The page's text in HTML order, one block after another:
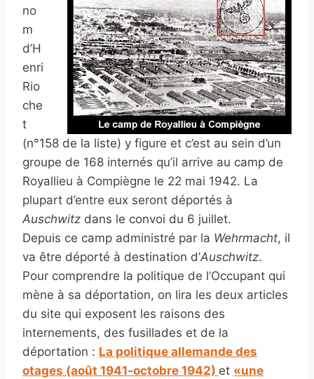
no
m
d’H
enri
Rio
che
t
(n°158 de la liste) y figure et c’est au sein d’un
groupe de 168 internés qu’il arrive au camp de
Royallieu à Compiègne le 22 mai 1942. La
plupart d’entre eux seront déportés à
Auschwitz dans le convoi du 6 juillet.
Depuis ce camp administré par la Wehrmacht, il
va être déporté à destination d’Auschwitz.
Pour comprendre la politique de l’Occupant qui
mène à sa déportation, on lira les deux articles
du site qui exposent les raisons des
internements, des fusillades et de la
déportation : La politique allemande des
otages (août 1941-octobre 1942) et «une